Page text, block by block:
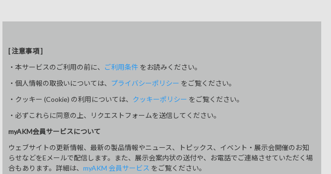
[ 注意事項 ]
・本サービスのご利用の前に、
ご利用条件 をお読みください。
・個人情報の取扱いについては、 プライバシーポリシー をご覧ください。
・クッキー (Cookie) の利用については、 クッキーポリシー をご覧ください。
・必ずこれらに同意の上、リクエストフォームを送信してください。
myAKM会員サービスについて
ウェブサイトの更新情報、最新の製品情報やニュース、トピックス、イベント・展示会開催のお知
らせなどをEメールで配信します。また、展示会案内状の送付や、お電話でご連絡させていただく場
合もあります。詳細は、 myAKM 会員サービス をご覧ください。